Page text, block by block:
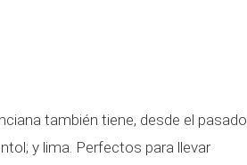
también tiene, desde el pasado
y lima. Perfectos para llevar